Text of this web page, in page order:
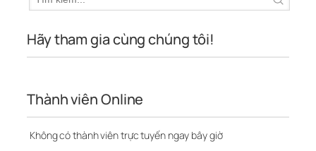
Hãy tham gia cùng chúng tôi!
Thành viên Online
Không có thành viên trực tuyến ngay bây giờ